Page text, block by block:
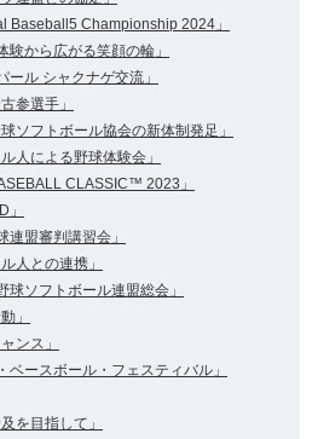
Baseball5 Championship 2024」
から広がる笑顔の輪」
ル シャクナゲ交流」
参選手」
ソフトボール協会の新体制発足」
人による野球体験会」
CLASSIC™ 2023」
盟審判講習会」
人との連携」
ソフトボール連盟総会」
」
ンス」
ースボール・フェスティバル」
を目指して」